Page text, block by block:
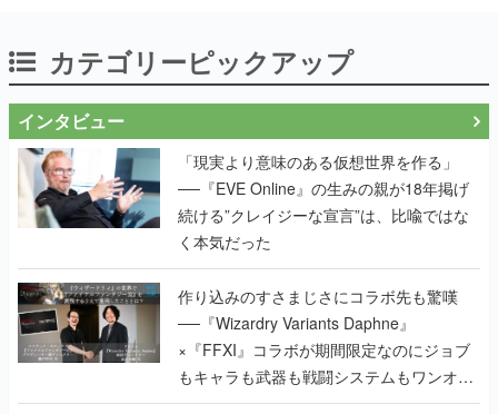
カテゴリーピックアップ
インタビュー
「現実より意味のある仮想世界を作る」
──『EVE Online』の生みの親が18年掲げ
続ける”クレイジーな宣言”は、比喩ではな
く本気だった
作り込みのすさまじさにコラボ先も驚嘆
──『Wizardry Variants Daphne』
×『FFXI』コラボが期間限定なのにジョブ
もキャラも武器も戦闘システムもワンオフ
で作り込まれた理由を両ディレクターに聞